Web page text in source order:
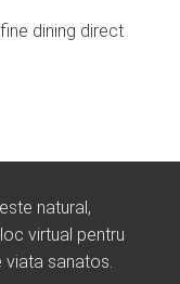
dining direct
natural,
virtual pentru
viata sanatos.